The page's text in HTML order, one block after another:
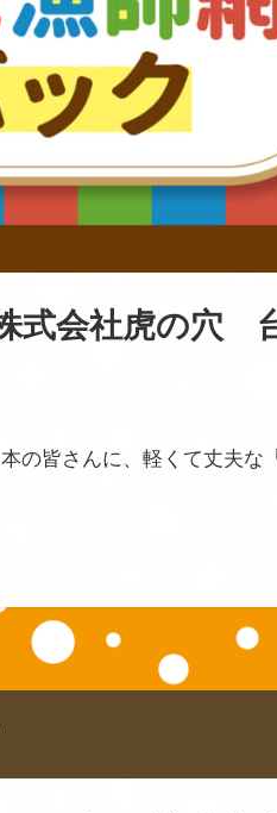
式会社虎の穴
の皆さんに、軽くて丈夫な